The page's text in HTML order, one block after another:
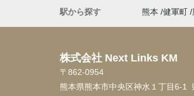
駅から探す
熊本 健軍町
株式会社 Next Links KM
〒862-0954
熊本県熊本市中央区神水１丁目6-1